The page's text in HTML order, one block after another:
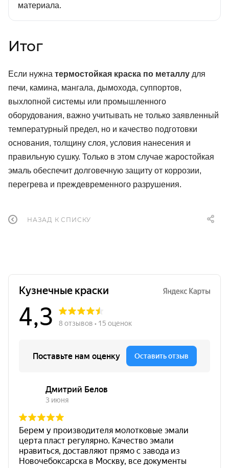
материала.
Итог
Если нужна термостойкая краска по металлу для
печи, камина, мангала, дымохода, суппортов,
выхлопной системы или промышленного
оборудования, важно учитывать не только заявленный
температурный предел, но и качество подготовки
основания, толщину слоя, условия нанесения и
правильную сушку. Только в этом случае жаростойкая
эмаль обеспечит долговечную защиту от коррозии,
перегрева и преждевременного разрушения.
НАЗАД К СПИСКУ